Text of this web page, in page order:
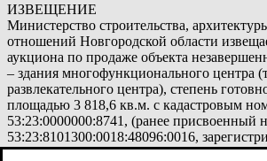
ИЗВЕЩЕНИЕ
Министерство строительства,
отношений Новгородской области
аукциона по продаже объекта
– здания многофункционального центра
развлекательного центра), степень
площадью 3 818,6 кв.м. с кадастровым
53:23:0000000:8741, (ранее присвоенный
53:23:8101300:0018:48096:0016,
государственном реестре недвижимости